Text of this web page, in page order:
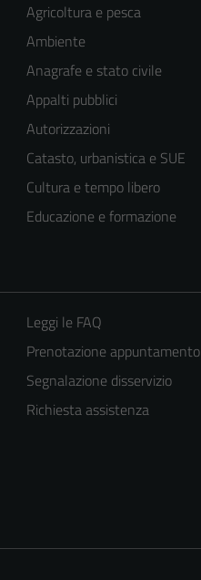
Agricoltura e pesca
Ambiente
Anagrafe e stato civile
Appalti pubblici
Autorizzazioni
Catasto, urbanistica e SUE
Cultura e tempo libero
Educazione e formazione
Leggi le FAQ
Prenotazione appuntamento
Segnalazione disservizio
Richiesta assistenza